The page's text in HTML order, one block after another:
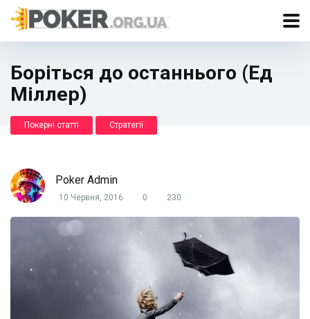
Боріться до останнього (Ед
Міллер)
Покерні статті Стратегії
Poker Admin
10 Червня, 2016 0 230